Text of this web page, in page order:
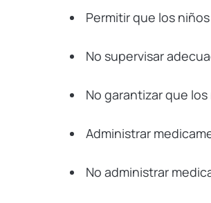
Permitir que los
No supervisar
No garantizar que
Administrar
No administrar